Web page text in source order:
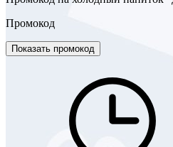
Промокод
Показать промокод